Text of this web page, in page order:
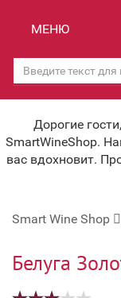
Скидки
Мероприятия
Корпоративным
Под заказ
Бонусная система
Наша команда
Вино крепленое
Вино игристое и
Вино
Бренди, Коньяк,
Виски и Бурбон
Пиво и слабоалк.
МЕНЮ
Дорогие
SmartWineShop.
вас вдохновит.
Smart Wine Shop
Белуга